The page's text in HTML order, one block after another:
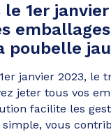
le 1er
poubelle
janvier 2023, le
jeter tous vos
facilite les
vous